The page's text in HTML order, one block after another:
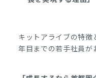
キットアライブの特
年目までの若手社員が